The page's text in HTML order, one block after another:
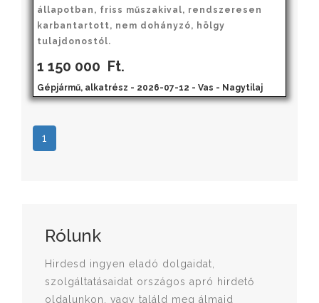
állapotban, friss műszakival, rendszeresen
karbantartott, nem dohányzó, hölgy
tulajdonostól.
1 150 000 Ft.
Gépjármű, alkatrész - 2026-07-12 - Vas - Nagytilaj
1
Rólunk
Hirdesd ingyen eladó dolgaidat,
szolgáltatásaidat országos apró hirdető
oldalunkon, vagy találd meg álmaid